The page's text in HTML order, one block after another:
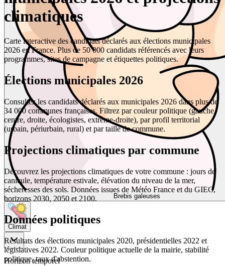
Brebis galeuses
Climat
Horizon temporel
climatiques
Carte interactive des candidats déclarés aux élections municipales
2026 en France. Plus de 50 000 candidats référencés avec leurs
programmes, sites de campagne et étiquettes politiques.
Élections municipales 2026
Consultez les candidats déclarés aux municipales 2026 dans plus de
34 000 communes françaises. Filtrez par couleur politique (gauche,
centre, droite, écologistes, extrême-droite), par profil territorial
(urbain, périurbain, rural) et par taille de commune.
Projections climatiques par commune
Découvrez les projections climatiques de votre commune : jours de
canicule, température estivale, élévation du niveau de la mer,
sécheresses des sols. Données issues de Météo France et du GIEC,
horizons 2030, 2050 et 2100.
Données politiques
Résultats des élections municipales 2020, présidentielles 2022 et
législatives 2022. Couleur politique actuelle de la mairie, stabilité
politique, taux d'abstention.